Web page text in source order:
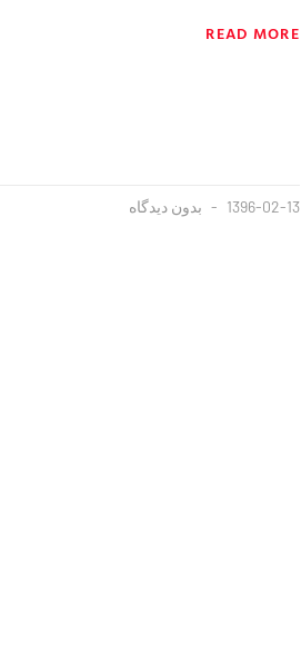
READ MORE
1396-02-13 بدون دیدگاه